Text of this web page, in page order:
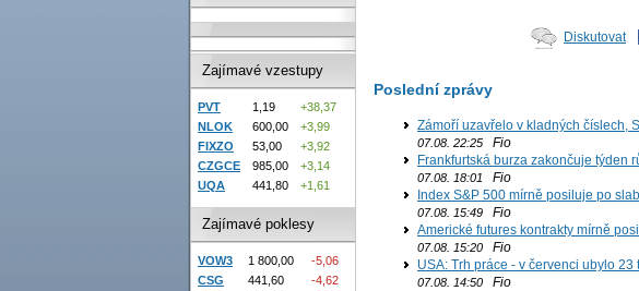
Diskutovat
Poslední zprávy
Zámoří uzavřelo v kladných číslech,
07.08. 22:25 Fio
Frankfurtská burza zakončuje týden
07.08. 18:01
Fio
Index S&P 500 mírně posiluje po
07.08. 15:49 Fio
Americké futures kontrakty mírně
07.08. 15:20 Fio
USA: Trh práce - v červenci ubylo
07.08. 14:50 Fio
Zajímavé vzestupy
PVT 1,19
+38,37
NLOK
600,00
+3,99
FIXZO
53,00
+3,92
CZGCE
985,00
+3,14
UQA
441,80 +1,61
Zajímavé poklesy
VOW3 1 800,00
-5,06
CSG
441,60
-4,62